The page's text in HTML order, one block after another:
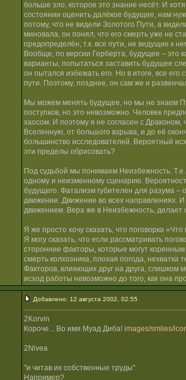
больше зло, которое это знание несёт. И
состоянии оценить далёкое будущее, нам
потому, что не видели Золотого Пути, а
миновала, он понял, что его смерть уже не
предопределён, т.к. все пути, не ведущие к
Вообще, по версии Герберта, будущее – это
варианты, попытаться заставить будущее
он пытался избежать его. Но в итоге, все
пути. Поэтому, позднее, он сам же и
Мы можем менять будущее, но мы не знаем
поступков, но это невозможно. Человек
хаосом. И поэтому я не согласен с
Вселенную, от большого взрыва, и до её
большинство исследователей. Вероятный
эти пределы обрисовать?
Под судьбой мы понимаем Неизбежность.
одному и неизменному сценарию.
будущего. Фатализм губителен для разума –
движение. Движение во всех направлениях.
движением. Вера же в Неизбежность, делает
Я же просто хочу сказать, что поговорка
Я могу сказать, что если рассматривать
сторонние факторы, которые могут
смерть колхозника, плохая погода, нехватка
Факторов, влияющих друг на друга, слишком
исход работы невозможно до того, как она
Добавлено: 12 августа 2002, 02:55
2Korvin
Короче... Во имя Муад Диба! images/smiles/
2Nivea
"и читав их собственные труды"
Например?